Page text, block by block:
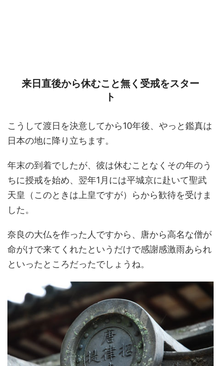
来日直後から休むこと無く受戒をスター
ト
こうして渡日を決意してから10年後、やっと鑑真は
日本の地に降り立ちます。
年末の到着でしたが、彼は休むことなくその年のう
ちに授戒を始め、翌年1月には平城京に赴いて聖武
天皇（このときは上皇ですが）らから歓待を受けま
した。
奈良の大仏を作った人ですから、唐から高名な僧が
命がけで来てくれたというだけで感謝感激雨あられ
といったところだったでしょうね。